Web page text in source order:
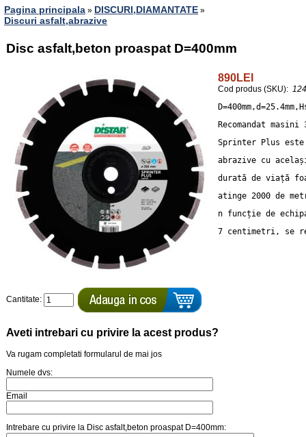
Pagina principala » DISCURI,DIAMANTATE »
Discuri asfalt,abrazive
Disc asfalt,beton proaspat D=400mm
890LEI
Cod produs (SKU):
Recomandat masini
Sprinter Plus
abrazive cu
durată de viață
atinge 2000 de
n funcție de
7 centimetri, se
Cantitate:
Aveti intrebari cu privire la acest produs?
Va rugam completati formularul de mai jos
Numele dvs:
Email
Intrebare cu privire la Disc asfalt,beton proaspat D=400mm: